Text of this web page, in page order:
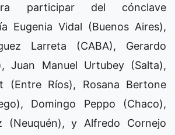
participar del cónclave
Eugenia Vidal (Buenos Aires),
Larreta (CABA), Gerardo
Juan Manuel Urtubey (Salta),
(Entre Ríos), Rosana Bertone
Domingo Peppo (Chaco),
(Neuquén), y Alfredo Cornejo